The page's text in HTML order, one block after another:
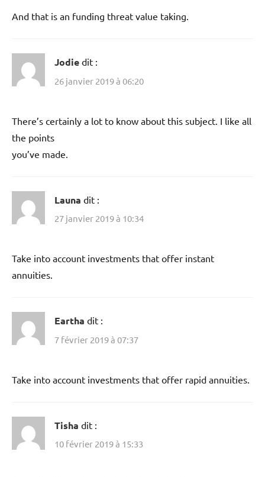
And that is an funding threat value taking.
Jodie dit :
26 janvier 2019 à 06:20
There’s certainly a lot to know about this subject. I like all
the points
you’ve made.
Launa dit :
27 janvier 2019 à 10:34
Take into account investments that offer instant
annuities.
Eartha dit :
7 février 2019 à 07:37
Take into account investments that offer rapid annuities.
Tisha dit :
10 février 2019 à 15:33